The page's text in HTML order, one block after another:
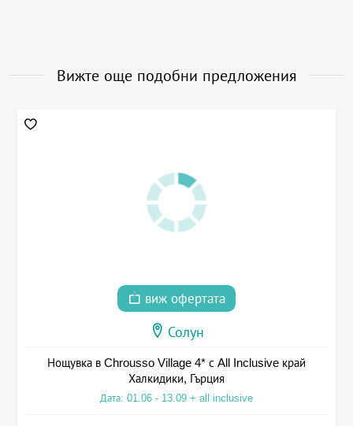
Вижте още подобни предложения
виж офертата
Солун
Нощувка в Chrousso Village 4* с All Inclusive край
Халкидики, Гърция
Дата: 01.06 - 13.09 + all inclusive